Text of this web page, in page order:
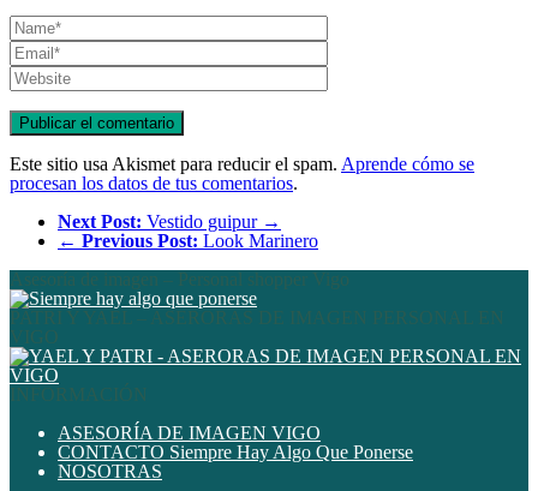
Este sitio usa Akismet para reducir el spam. Aprende cómo se
procesan los datos de tus comentarios.
Next Post: Vestido guipur →
← Previous Post: Look Marinero
Asesoría de imagen – Personal shopper Vigo
PATRI Y YAEL – ASERORAS DE IMAGEN PERSONAL EN
VIGO
INFORMACIÓN
ASESORÍA DE IMAGEN VIGO
CONTACTO Siempre Hay Algo Que Ponerse
NOSOTRAS